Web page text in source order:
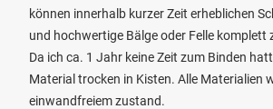
können innerhalb kurzer Zeit erheblichen
und hochwertige Bälge oder Felle komplett
Da ich ca. 1 Jahr keine Zeit zum Binden
Material trocken in Kisten. Alle Materialien
einwandfreiem zustand.